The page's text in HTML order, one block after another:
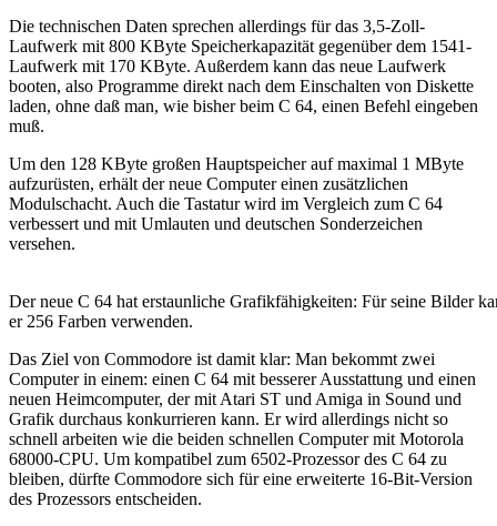
Die technischen Daten sprechen allerdings für das 3,5-Zoll-
Laufwerk mit 800 KByte Speicherkapazität gegenüber dem 1541-
Laufwerk mit 170 KByte. Außerdem kann das neue Laufwerk
booten, also Programme direkt nach dem Einschalten von Diskette
laden, ohne daß man, wie bisher beim C 64, einen Befehl eingeben
muß.
Um den 128 KByte großen Hauptspeicher auf maximal 1 MByte
aufzurüsten, erhält der neue Computer einen zusätzlichen
Modulschacht. Auch die Tastatur wird im Vergleich zum C 64
verbessert und mit Umlauten und deutschen Sonderzeichen
versehen.
Der neue C 64 hat erstaunliche Grafikfähigkeiten: Für seine Bilder
er 256 Farben verwenden.
Das Ziel von Commodore ist damit klar: Man bekommt zwei
Computer in einem: einen C 64 mit besserer Ausstattung und einen
neuen Heimcomputer, der mit Atari ST und Amiga in Sound und
Grafik durchaus konkurrieren kann. Er wird allerdings nicht so
schnell arbeiten wie die beiden schnellen Computer mit Motorola
68000-CPU. Um kompatibel zum 6502-Prozessor des C 64 zu
bleiben, dürfte Commodore sich für eine erweiterte 16-Bit-Version
des Prozessors entscheiden.